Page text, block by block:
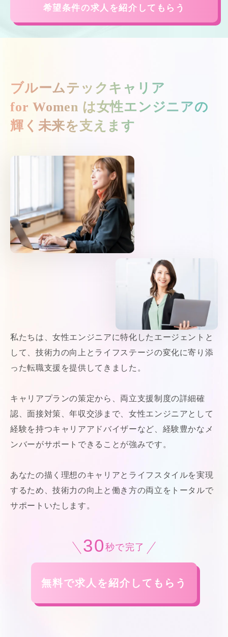
希望条件の求人を紹介してもらう
ブルームテックキャリア
for Women は女性エンジニアの
輝く未来を支えます
私たちは、女性エンジニアに特化したエージェントと
して、技術力の向上とライフステージの変化に寄り添
った転職支援を提供してきました。
キャリアプランの策定から、両立支援制度の詳細確
認、面接対策、年収交渉まで、女性エンジニアとして
経験を持つキャリアアドバイザーなど、経験豊かなメ
ンバーがサポートできることが強みです。
あなたの描く理想のキャリアとライフスタイルを実現
するため、技術力の向上と働き方の両立をトータルで
サポートいたします。
30 秒で完了
無料で求人を紹介してもらう